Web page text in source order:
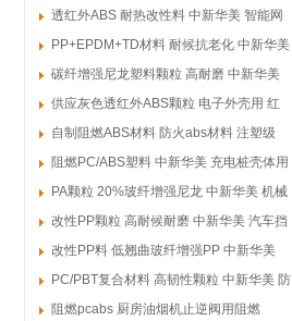
注塑成型性能良
透红外ABS 耐热改性料 中新华美 智能网
关壳体 耐高温不
PP+EPDM+TD材料 耐候抗老化 中新华美
汽车仪表板
碳纤增强尼龙塑料颗粒 高耐磨 中新华美
无人机桨叶
供应灰色透红外ABS颗粒 电子外壳用 红
外穿透980nm 颜
自制阻燃ABS材料 防火abs材料 注塑级
V0环保 中新华美
阻燃PC/ABS塑料 中新华美 充电桩壳体用
料 绝缘性能稳定
PA颗粒 20%玻纤增强尼龙 中新华美 机械
齿轮用料 耐磨抗
改性PP颗粒 高耐候耐磨 中新华美 汽车挡
泥板材料 不易开裂
改性PP料 低翘曲玻纤增强PP 中新华美
3D打印耗材 耐冲
PC/PBT复合材料 高韧性颗粒 中新华美 防
护鞋头基材 耐
阻燃pcabs 厨房油烟机止逆阀用阻燃